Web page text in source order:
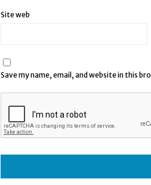
Site web
Save my name, email, and website in this